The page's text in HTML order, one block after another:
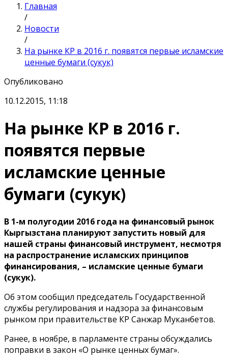
Главная
/
Новости
/
На рынке КР в 2016 г. появятся первые исламские
ценные бумаги (сукук)
Опубликовано
10.12.2015, 11:18
На рынке КР в 2016 г.
появятся первые
исламские ценные
бумаги (сукук)
В 1-м полугодии 2016 года на финансовый рынок
Кыргызстана планируют запустить новый для
нашей страны финансовый инструмент, несмотря
на распространение исламских принципов
финансирования, – исламские ценные бумаги
(сукук).
Об этом сообщил председатель Государственной
службы регулирования и надзора за финансовым
рынком при правительстве КР Санжар Муканбетов.
Ранее, в ноябре, в парламенте страны обсуждались
поправки в закон «О рынке ценных бумаг».